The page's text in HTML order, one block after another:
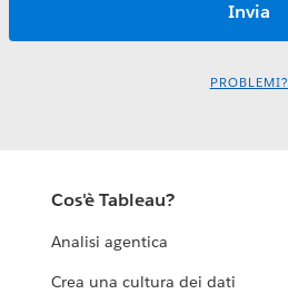
PROBLEMI?
Cos'è Tableau?
Analisi agentica
Crea una cultura dei dati